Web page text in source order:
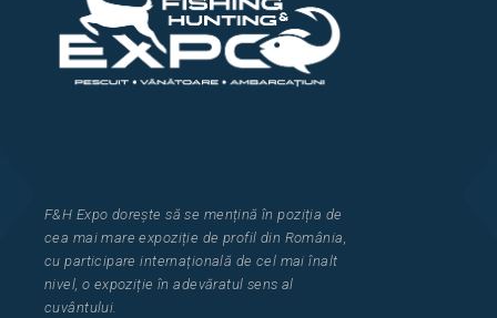
F&H Expo dorește să se mențină în poziția de
cea mai mare expoziție de profil din România
cu participare internațională de cel maiînalt
nivel, o expoziție în adevăratul sens al
cuvântului.